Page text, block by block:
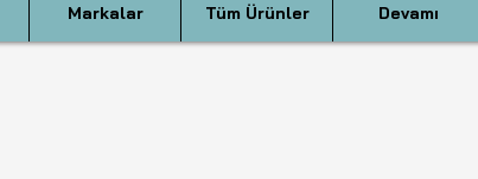
Markalar Tüm Ürünler Devamı